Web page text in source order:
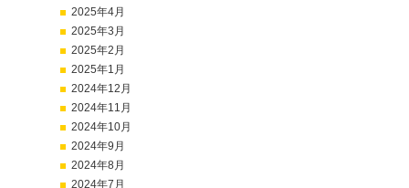
2025年4月
2025年3月
2025年2月
2025年1月
2024年12月
2024年11月
2024年10月
2024年9月
2024年8月
2024年7月